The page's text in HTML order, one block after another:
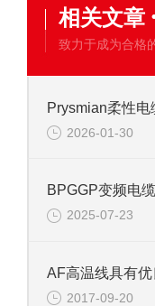
相关文章
致力于成为合格
2026-01-30
2025-07-23
AF高温线具有
2017-09-20